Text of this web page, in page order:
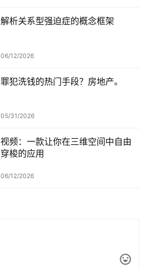
解析关系型强迫症的概念框架
06/12/2026
罪犯洗钱的热门手段？房地产。
05/31/2026
视频：一款让你在三维空间中自由
穿梭的应用
06/12/2026